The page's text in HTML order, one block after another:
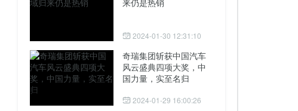
来仍是热销
2024-01-30 12:31:10
奇瑞集团斩获中国汽车
风云盛典四项大奖，中
国力量，实至名归
2024-01-29 16:00:26